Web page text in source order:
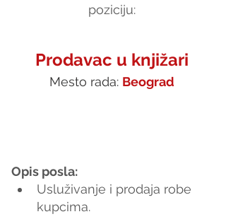
poziciju:
Prodavac u knjižari
Mesto rada: Beograd
Opis posla:
Usluživanje i prodaja robe
kupcima.